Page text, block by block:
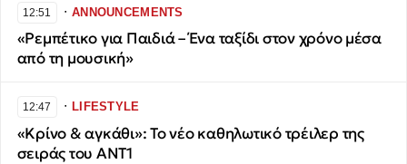
12:51 ∙ANNOUNCEMENTS
«Ρεμπέτικο για Παιδιά – Ένα ταξίδι στον χρόνο μέσα
από τη μουσική»
12:47 ∙LIFESTYLE
«Κρίνο & αγκάθι»: Το νέο καθηλωτικό τρέιλερ της
σειράς του ΑΝΤ1